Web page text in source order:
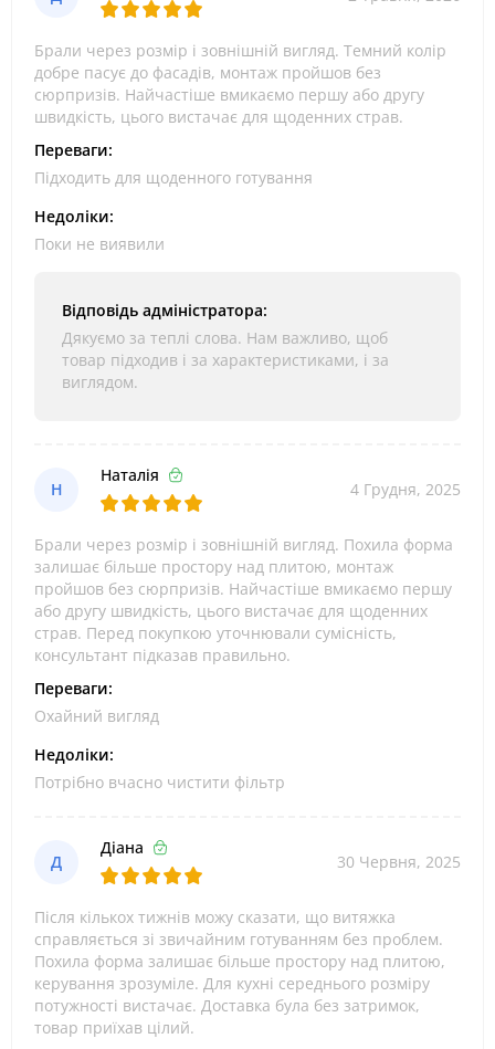
Брали через розмір і зовнішній вигляд. Темний колір
добре пасує до фасадів, монтаж пройшов без
сюрпризів. Найчастіше вмикаємо першу або другу
швидкість, цього вистачає для щоденних страв.
Переваги:
Підходить для щоденного готування
Недоліки:
Поки не виявили
Відповідь адміністратора:
Дякуємо за теплі слова. Нам важливо, щоб
товар підходив і за характеристиками, і за
виглядом.
Н
Наталія
4 Грудня, 2025
Брали через розмір і зовнішній вигляд. Похила форма
залишає більше простору над плитою, монтаж
пройшов без сюрпризів. Найчастіше вмикаємо першу
або другу швидкість, цього вистачає для щоденних
страв. Перед покупкою уточнювали сумісність,
консультант підказав правильно.
Переваги:
Охайний вигляд
Недоліки:
Потрібно вчасно чистити фільтр
Д
Діана
30 Червня, 2025
Після кількох тижнів можу сказати, що витяжка
справляється зі звичайним готуванням без проблем.
Похила форма залишає більше простору над плитою,
керування зрозуміле. Для кухні середнього розміру
потужності вистачає. Доставка була без затримок,
товар приїхав цілий.